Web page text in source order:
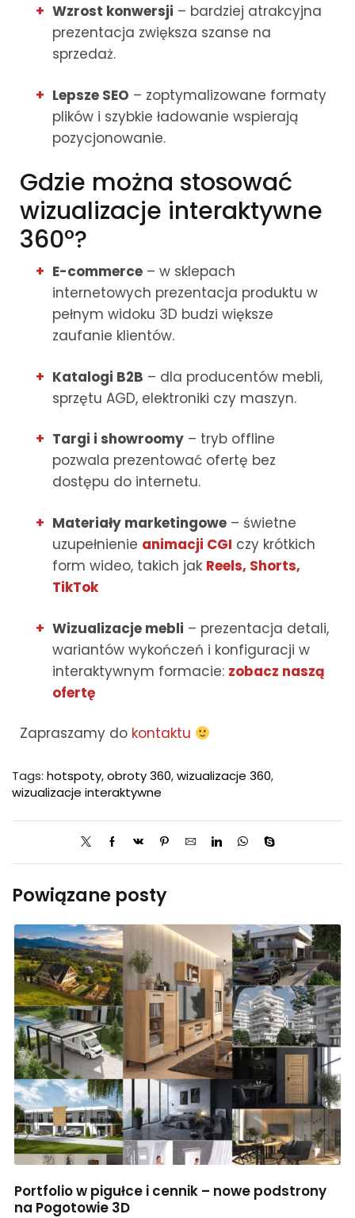
Wzrost konwersji – bardziej atrakcyjna
prezentacja zwiększa szanse na
sprzedaż.
Lepsze SEO – zoptymalizowane formaty
plików i szybkie ładowanie wspierają
pozycjonowanie.
Gdzie można stosować
wizualizacje interaktywne
360°?
E-commerce – w sklepach
internetowych prezentacja produktu w
pełnym widoku 3D budzi większe
zaufanie klientów.
Katalogi B2B – dla producentów mebli,
sprzętu AGD, elektroniki czy maszyn.
Targi i showroomy – tryb offline
pozwala prezentować ofertę bez
dostępu do internetu.
Materiały marketingowe – świetne
uzupełnienie animacji CGI czy krótkich
form wideo, takich jak Reels, Shorts,
TikTok
Wizualizacje mebli – prezentacja detali,
wariantów wykończeń i konfiguracji w
interaktywnym formacie: zobacz naszą
ofertę
Zapraszamy do kontaktu
Tags: hotspoty,obroty 360,wizualizacje 360,
wizualizacje interaktywne
Powiązane posty
Portfolio w pigułce i cennik – nowe podstrony
na Pogotowie 3D